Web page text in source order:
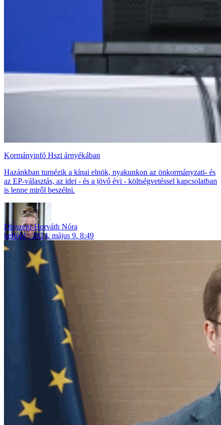
Kormányinfó Hszi árnyékában
Hazánkban turnézik a kínai elnök, nyakunkon az önkormányzati- és
az EP-választás, az idei - és a jövő évi - költségvetéssel kapcsolatban
is lenne miről beszélni.
Diószegi-Horváth Nóra
belföld
2024. május 9. 8:49